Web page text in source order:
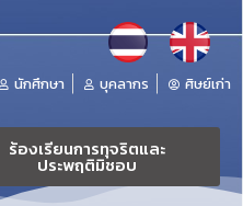
นักศึกษา บุคลากร ศิษย์เก่า
ร้องเรียนการทุจริตและ
ประพฤติมิชอบ